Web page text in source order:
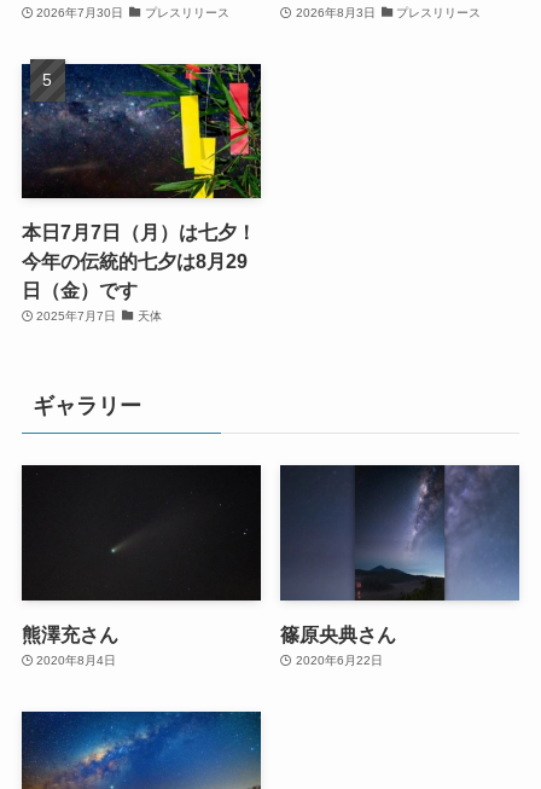
2026年7月30日 プレスリリース 2026年8月3日 プレスリリース
本日7月7日（月）は七夕！
今年の伝統的七夕は8月29
日（金）です
2025年7月7日 天体
ギャラリー
熊澤充さん
2020年8月4日
篠原央典さん
2020年6月22日